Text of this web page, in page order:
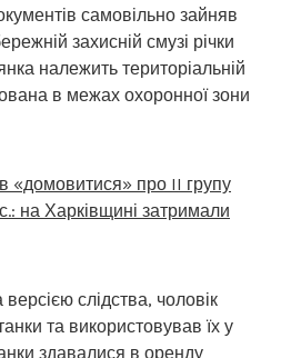
самовільно зайняв
захисній смузі річки
належить територіальній
в межах охоронної зони
«домовитися» про II групу
на Харківщині затримали
версією слідства, чоловік
та використовував їх у
здавалися в оренду